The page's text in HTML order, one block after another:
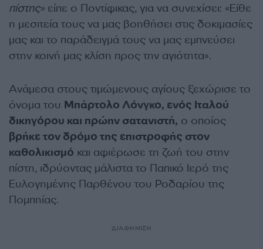
πίστης» είπε ο Ποντίφικας, για να συνεχίσει: «Είθε
η μεσιτεία τους να μας βοηθήσει στις δοκιμασίες
μας και το παράδειγμά τους να μας εμπνεύσει
στην κοινή μας κλίση προς την αγιότητα».
Ανάμεσα στους τιμώμενους αγίους ξεχώρισε το
όνομα του Μπάρτολο Λόνγκο, ενός Ιταλού
δικηγόρου και πρώην σατανιστή, ο οποίος
βρήκε τον δρόμο της επιστροφής στον
καθολικισμό και αφιέρωσε τη ζωή του στην
πίστη, ιδρύοντας μάλιστα το Παπικό Ιερό της
Ευλογημένης Παρθένου του Ροδαρίου της
Πομπηίας.
ΔΙΑΦΗΜΙΣΗ